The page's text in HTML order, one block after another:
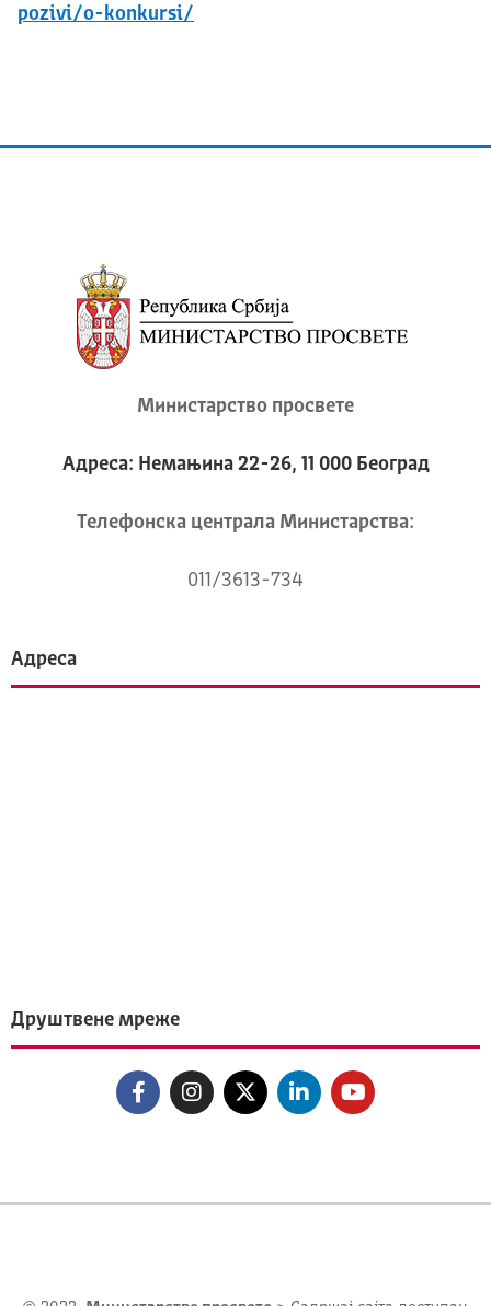
pozivi/o-konkursi/
Министарство просвете
Адреса: Немањина 22-26, 11 000 Београд
Телeфонска централа Mинистарства:
011/3613-734
Адреса
Друштвене мреже